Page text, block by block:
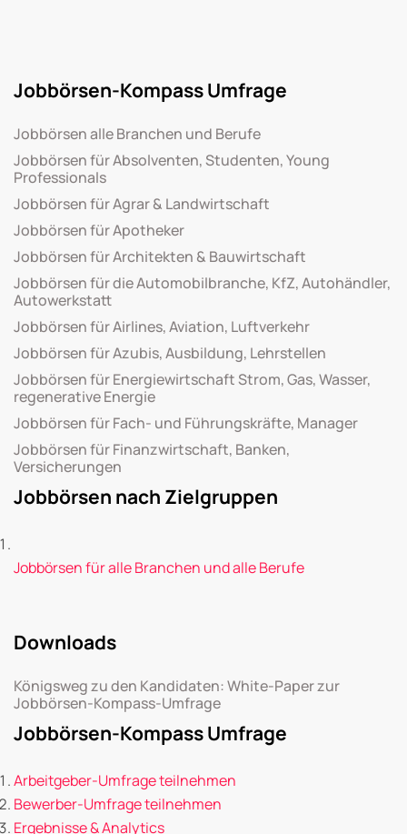
Jobbörsen-Kompass Umfrage
Jobbörsen alle Branchen und Berufe
Jobbörsen für Absolventen, Studenten, Young
Professionals
Jobbörsen für Agrar & Landwirtschaft
Jobbörsen für Apotheker
Jobbörsen für Architekten & Bauwirtschaft
Jobbörsen für die Automobilbranche, KfZ, Autohändler,
Autowerkstatt
Jobbörsen für Airlines, Aviation, Luftverkehr
Jobbörsen für Azubis, Ausbildung, Lehrstellen
Jobbörsen für Energiewirtschaft Strom, Gas, Wasser,
regenerative Energie
Jobbörsen für Fach- und Führungskräfte, Manager
Jobbörsen für Finanzwirtschaft, Banken,
Versicherungen
Jobbörsen nach Zielgruppen
Jobbörsen für alle Branchen und alle Berufe
Downloads
Königsweg zu den Kandidaten: White-Paper zur
Jobbörsen-Kompass-Umfrage
Jobbörsen-Kompass Umfrage
Arbeitgeber-Umfrage teilnehmen
Bewerber-Umfrage teilnehmen
Ergebnisse & Analytics